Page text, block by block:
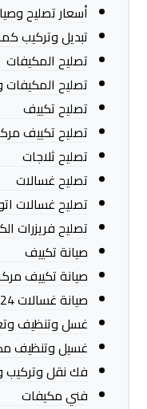
أسعار تصليح
تبديل وتركيب
تصليح المكيفات
تصليح
تصليح تكييف
تصليح تكييف
تصليح ثلاجات
تصليح غسالات
تصليح غسالات
تصليح فريزرات
صيانة تكييف
صيانة تكييف
صيانة غسالات 24 ساعة الكويت
غسل وتنظيف
غسيل وتنظيف
فك نقل وتركيب
فني مكيفات